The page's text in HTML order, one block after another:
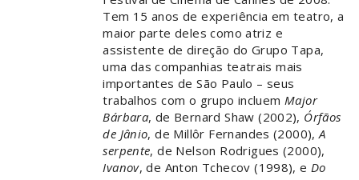
Tem 15 anos de experiência em teatro, a
maior parte deles como atriz e
assistente de direção do Grupo Tapa,
uma das companhias teatrais mais
importantes de São Paulo – seus
trabalhos com o grupo incluemMajor
Bárbara, de Bernard Shaw (2002), Órfãos
de Jânio, de Millôr Fernandes (2000),A
serpente, de Nelson Rodrigues (2000),
Ivanov, de Anton Tchecov (1998), eDo